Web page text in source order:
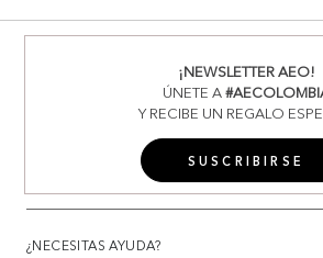
¡NEWSLETTER AEO!
ÚNETE A
Y RECIBE UN REGALO
SUSCRIBIRSE
¿NECESITAS AYUDA?